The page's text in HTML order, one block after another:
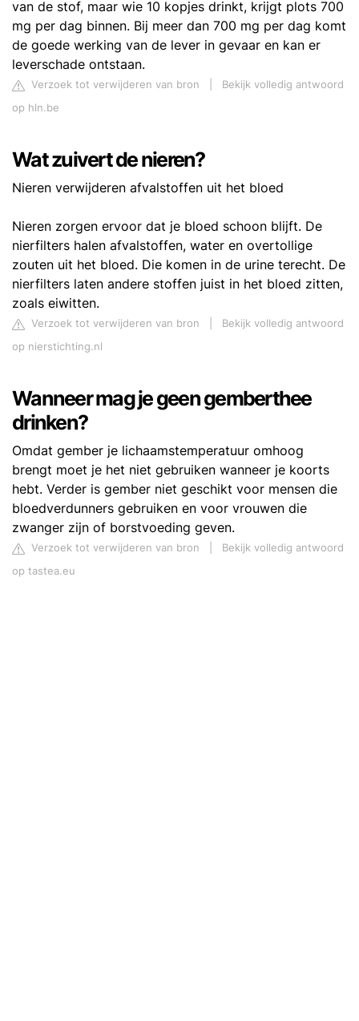
van de stof, maar wie 10 kopjes drinkt, krijgt plots 700
mg per dag binnen. Bij meer dan 700 mg per dag komt
de goede werking van de lever in gevaar en kan er
leverschade ontstaan.
Verzoek tot verwijderen van bron
Bekijk volledig antwoord
op hln.be
Wat zuivert de nieren?
Nieren verwijderen afvalstoffen uit het bloed
Nieren zorgen ervoor dat je bloed schoon blijft. De
nierfilters halen afvalstoffen, water en overtollige
zouten uit het bloed. Die komen in de urine terecht. De
nierfilters laten andere stoffen juist in het bloed zitten,
zoals eiwitten.
Verzoek tot verwijderen van bron
Bekijk volledig antwoord
op nierstichting.nl
Wanneer mag je geen gemberthee
drinken?
Omdat gember je lichaamstemperatuur omhoog
brengt moet je het niet gebruiken wanneer je koorts
hebt. Verder is gember niet geschikt voor mensen die
bloedverdunners gebruiken en voor vrouwen die
zwanger zijn of borstvoeding geven.
Verzoek tot verwijderen van bron
Bekijk volledig antwoord
op tastea.eu